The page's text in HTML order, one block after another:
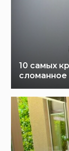
10 самых
сломанное